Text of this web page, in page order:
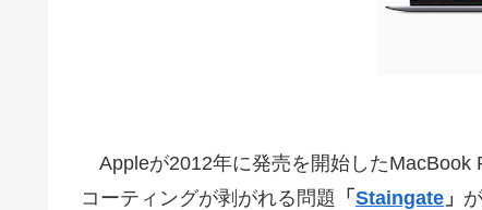
Appleが2012年に発売を開始したMacBook
コーティングが剥がれる問題 「 Staingate 」